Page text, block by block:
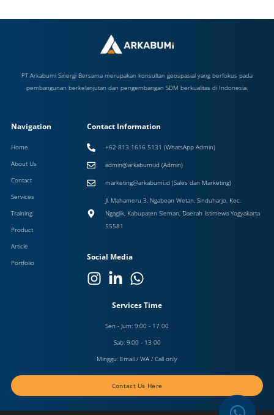
PT Arkabumi Sinergi Bersama merupakan konsultan geospasial yang berfokus pada
pembangunan berkelanjutan dan pengembangan SDM berkualitas di Indonesia.
Navigation
Home
About Us
Contact
Services
Training
Product
Article
Portfolio
Contact Information
+62 813 1616 5131 (WhatsApp Admin)
admin@arkabumi.id (Admin)
marketing@arkabumi.id (Sales dan Marketing)
Jl. Mahameru 3, Ngabean Wetan, Sinduharjo, Kec.
Ngaglik, Kabupaten Sleman, Daerah Istimewa Yogyakarta
55581
Social Media
Services Time
Sen - Jum: 9:00 - 17 00
Sab: 9:00 - 13 00
Minggu: Email / WA / Call only
Contact Us Here